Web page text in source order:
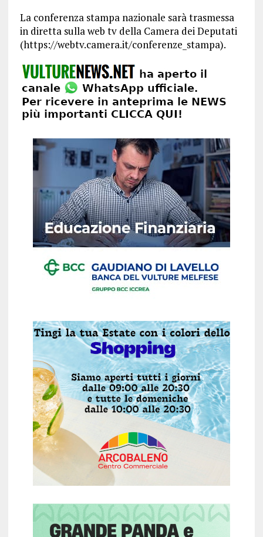
La conferenza stampa nazionale sarà trasmessa
in diretta sulla web tv della Camera dei Deputati
(https://webtv.camera.it/conferenze_stampa).